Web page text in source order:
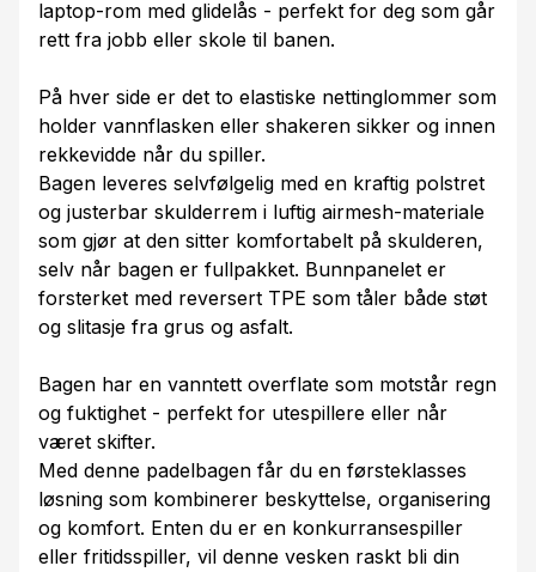
laptop-rom med glidelås - perfekt for deg som går
rett fra jobb eller skole til banen.
På hver side er det to elastiske nettinglommer som
holder vannflasken eller shakeren sikker og innen
rekkevidde når du spiller.
Bagen leveres selvfølgelig med en kraftig polstret
og justerbar skulderrem i luftig airmesh-materiale
som gjør at den sitter komfortabelt på skulderen,
selv når bagen er fullpakket. Bunnpanelet er
forsterket med reversert TPE som tåler både støt
og slitasje fra grus og asfalt.
Bagen har en vanntett overflate som motstår regn
og fuktighet - perfekt for utespillere eller når
været skifter.
Med denne padelbagen får du en førsteklasses
løsning som kombinerer beskyttelse, organisering
og komfort. Enten du er en konkurransespiller
eller fritidsspiller, vil denne vesken raskt bli din